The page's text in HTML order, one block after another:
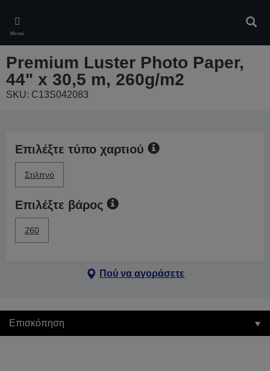
main
content
Μενού
Premium Luster Photo Paper,
44" x 30,5 m, 260g/m2
SKU: C13S042083
Επιλέξτε τύπο χαρτιού
Στιλπνό
Επιλέξτε βάρος
260
Πού να αγοράσετε
Επισκόπηση